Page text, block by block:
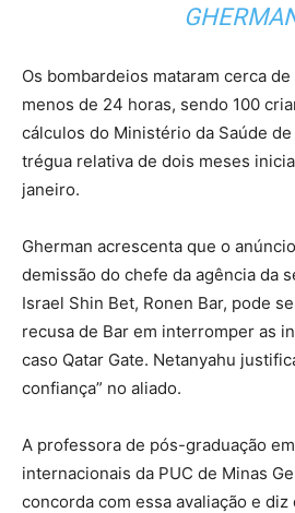
Os bombardeios mataram cerca
menos de 24 horas, sendo 100
cálculos do Ministério da Saúde
trégua relativa de dois meses
janeiro.
Gherman acrescenta que o
demissão do chefe da agência da
Israel Shin Bet, Ronen Bar, pode
recusa de Bar em interromper as
caso Qatar Gate. Netanyahu
confiança” no aliado.
A professora de pós-graduação
internacionais da PUC de Minas
concorda com essa avaliação e diz